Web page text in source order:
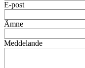
E-post
Ämne
Meddelande